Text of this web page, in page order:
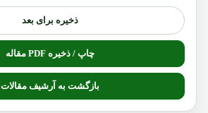
ذخیره برای بعد
چاپ / ذخیره PDF مقاله
بازگشت به آرشیف مقالات